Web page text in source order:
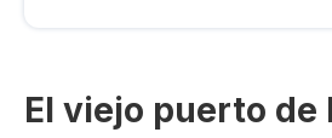
El viejo puerto de